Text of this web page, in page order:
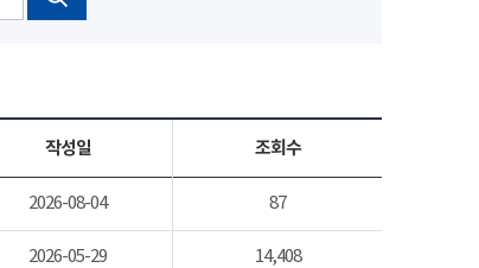
작성일 조회수
2026-08-04 87
2026-05-29 14,408